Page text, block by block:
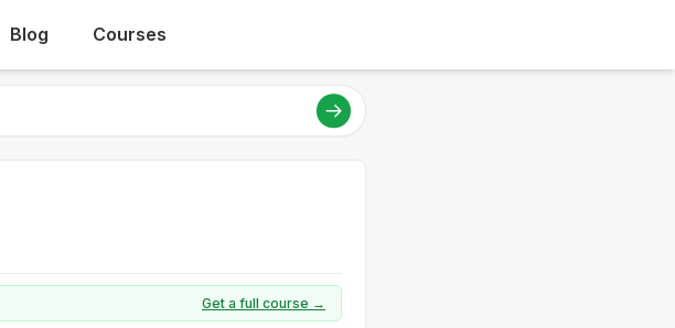
Blog Courses
Get a full course →